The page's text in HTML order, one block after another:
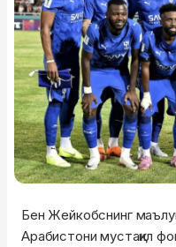
Бен Жейкобснинг
Арабистони мустақил